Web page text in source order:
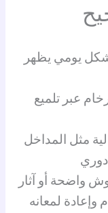
يومي يظهر
عبر تلميع
مثل المداخل
واضحة أو آثار
لمعانه